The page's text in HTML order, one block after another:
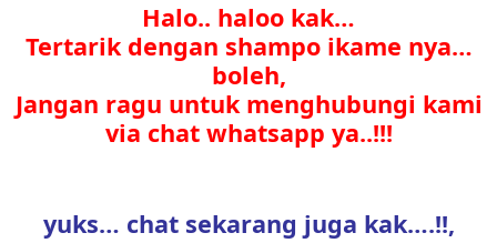
Halo.. haloo kak…
Tertarik dengan shampo ikame nya…
boleh,
Jangan ragu untuk menghubungi kami
via chat whatsapp ya..!!!
yuks… chat sekarang juga kak….!!,